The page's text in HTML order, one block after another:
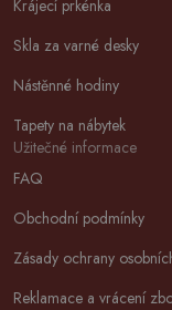
Krájecí prkénka
Skla za varné desky
Nástěnné hodiny
Tapety na nábytek
Užitečné informace
FAQ
Obchodní podmínky
Zásady ochrany
Reklamace a vrácení